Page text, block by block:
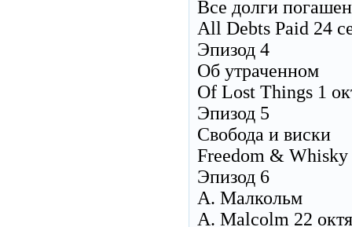
Все долги
All Debts Paid 24
Эпизод 4
Об утраченном
Of Lost Things 1
Эпизод 5
Свобода и виски
Freedom & Whisky
Эпизод 6
А. Малкольм
A. Malcolm 22